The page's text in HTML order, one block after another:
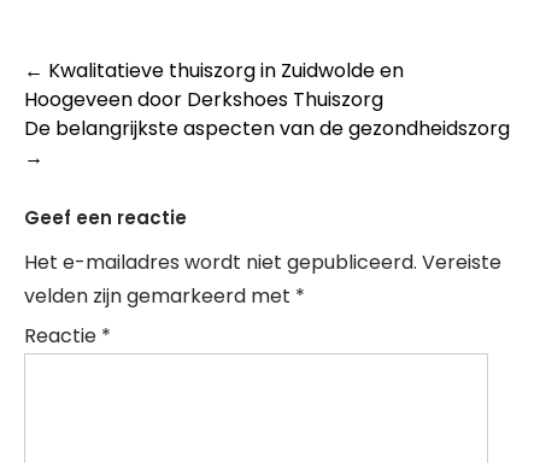
Post
navigation
← Kwalitatieve thuiszorg in Zuidwolde en
Hoogeveen door Derkshoes Thuiszorg
De belangrijkste aspecten van de gezondheidszorg
→
Geef een reactie
Het e-mailadres wordt niet gepubliceerd. Vereiste
velden zijn gemarkeerd met *
Reactie *